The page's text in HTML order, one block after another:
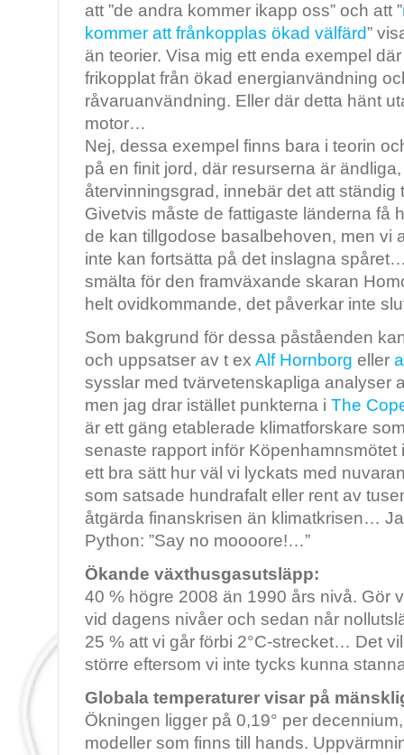
att ”de andra kommer ikapp oss” och att ”
kommer att frånkopplas ökad välfärd”
än teorier. Visa mig ett enda exempel
frikopplat från ökad energianvändning
råvaruanvändning. Eller där detta hänt
motor…
Nej, dessa exempel finns bara i teorin
på en finit jord, där resurserna är
återvinningsgrad, innebär det att ständig
Givetvis måste de fattigaste länderna få
de kan tillgodose basalbehoven, men vi
inte kan fortsätta på det inslagna
smälta för den framväxande skaran
helt ovidkommande, det påverkar inte
Som bakgrund för dessa påståenden
och uppsatser av t ex Alf Hornborg eller
sysslar med tvärvetenskapliga analyser
men jag drar istället punkterna i The
är ett gäng etablerade klimatforskare
senaste rapport inför Köpenhamnsmötet
ett bra sätt hur väl vi lyckats med
som satsade hundrafalt eller rent av
åtgärda finanskrisen än klimatkrisen…
Python: ”Say no moooore!…”
Ökande växthusgasutsläpp:
40 % högre 2008 än 1990 års nivå. Gör
vid dagens nivåer och sedan når
25 % att vi går förbi 2°C-strecket… Det
större eftersom vi inte tycks kunna
Globala temperaturer visar på
Ökningen ligger på 0,19° per
modeller som finns till hands.